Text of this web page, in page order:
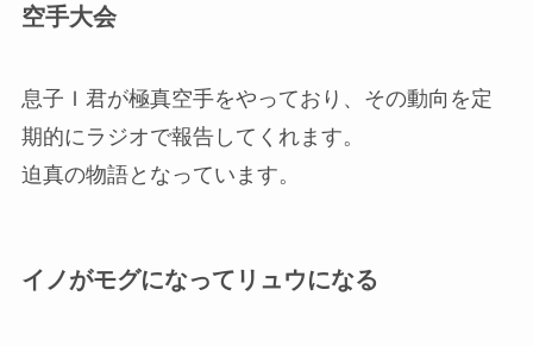
空手大会
息子Ｉ君が極真空手をやっており、その動向を定
期的にラジオで報告してくれます。
迫真の物語となっています。
イノがモグになってリュウになる